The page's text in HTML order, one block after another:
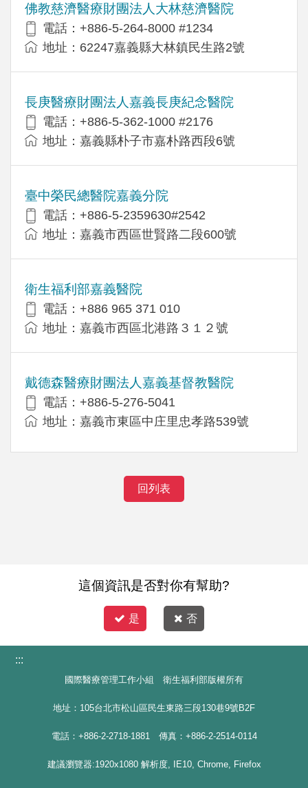
佛教慈濟醫療財團法人大林慈濟醫院
電話：+886-5-264-8000 #1234
地址：62247嘉義縣大林鎮民生路2號
長庚醫療財團法人嘉義長庚紀念醫院
電話：+886-5-362-1000 #2176
地址：嘉義縣朴子市嘉朴路西段6號
臺中榮民總醫院嘉義分院
電話：+886-5-2359630#2542
地址：嘉義市西區世賢路二段600號
衛生福利部嘉義醫院
電話：+886 965 371 010
地址：嘉義市西區北港路３１２號
戴德森醫療財團法人嘉義基督教醫院
電話：+886-5-276-5041
地址：嘉義市東區中庄里忠孝路539號
回列表
這個資訊是否對你有幫助?
是 否
:::
國際醫療管理工作小組 衛生福利部版權所有
地址：105台北市松山區民生東路三段130巷9號B2F
電話：+886-2-2718-1881 傳真：+886-2-2514-0114
建議瀏覽器:1920x1080 解析度, IE10, Chrome, Firefox